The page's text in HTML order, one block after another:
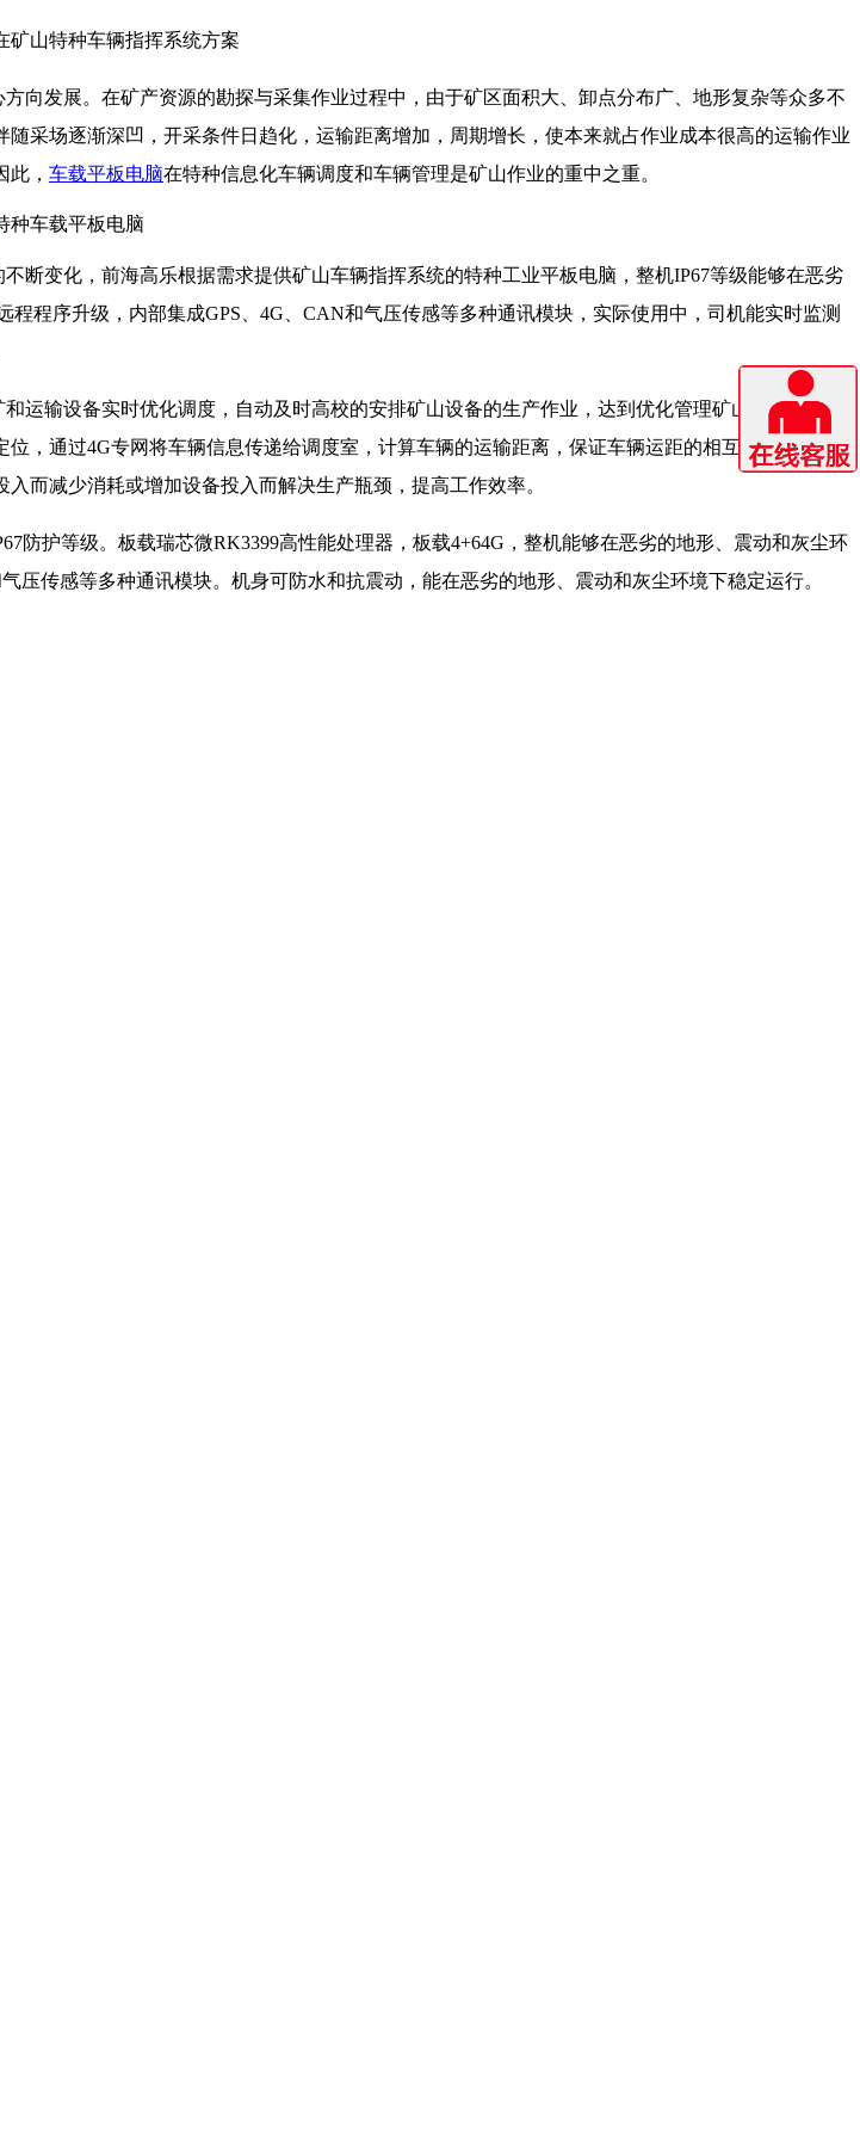
矿山特种车辆指挥系统方案
向发展。在矿产资源的勘探与采集作业过程中，由于矿区面积大、卸点分布广、地形复杂等众多不
采场逐渐深凹，开采条件日趋化，运输距离增加，周期增长，使本来就占作业成本很高的运输作业
， 车载平板电脑在特种信息化车辆调度和车辆管理是矿山作业的重中之重。
变化，前海高乐根据需求提供矿山车辆指挥系统的特种工业平板电脑，整机IP67等级能够在恶劣
程序升级，内部集成GPS、4G、CAN和气压传感等多种通讯模块，实际使用中，司机能实时监测
输设备实时优化调度，自动及时高校的安排矿山设备的生产作业，达到优化管理矿山生产过程，
，通过4G专网将车辆信息传递给调度室，计算车辆的运输距离，保证车辆运距的相互平衡，还可
而减少消耗或增加设备投入而解决生产瓶颈，提高工作效率。
防护等级。板载瑞芯微RK3399高性能处理器，板载4+64G，整机能够在恶劣的地形、震动和灰尘环
传感等多种通讯模块。机身可防水和抗震动，能在恶劣的地形、震动和灰尘环境下稳定运行。